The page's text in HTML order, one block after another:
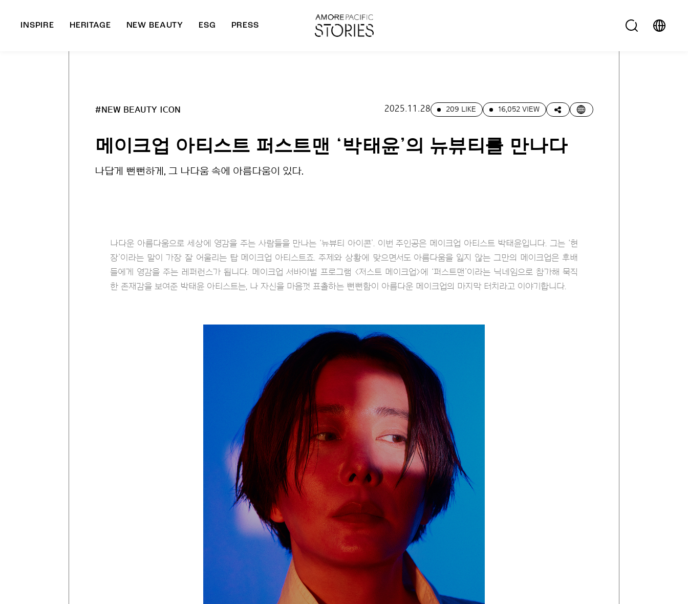
INSPIRE HERITAGE NEW BEAUTY ESG PRESS
#NEW BEAUTY ICON 2025.11.28 209 LIKE 16,052 VIEW
메이크업 아티스트 퍼스트맨 ‘박태윤’의 뉴뷰티를 만나다
나답게 뻔뻔하게, 그 나다움 속에 아름다움이 있다.
나다운 아름다움으로 세상에 영감을 주는 사람들을 만나는 ‘뉴뷰티 아이콘’. 이번 주인공은 메이크업 아티스트 박태윤입니다. 그는 ‘현
장’이라는 말이 가장 잘 어울리는 탑 메이크업 아티스트죠. 주제와 상황에 맞으면서도 아름다움을 잃지 않는 그만의 메이크업은 후배
들에게 영감을 주는 레퍼런스가 됩니다. 메이크업 서바이벌 프로그램 <저스트 메이크업>에 ‘퍼스트맨’이라는 닉네임으로 참가해 묵직
한 존재감을 보여준 박태윤 아티스트는, 나 자신을 마음껏 표출하는 뻔뻔함이 아름다운 메이크업의 마지막 터치라고 이야기합니다.